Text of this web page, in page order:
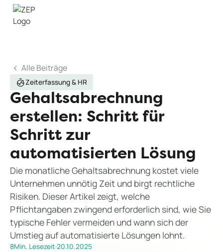
Alle Beiträge
Zeiterfassung & HR
Gehaltsabrechnung
erstellen: Schritt für
Schritt zur
automatisierten Lösung
Die monatliche Gehaltsabrechnung kostet viele
Unternehmen unnötig Zeit und birgt rechtliche
Risiken. Dieser Artikel zeigt, welche
Pflichtangaben zwingend erforderlich sind, wie Sie
typische Fehler vermeiden und wann sich der
Umstieg auf automatisierte Lösungen lohnt.
8Min. Lesezeit·20.10.2025